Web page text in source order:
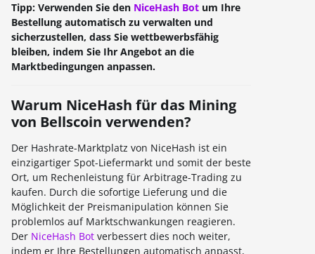
Tipp: Verwenden Sie den NiceHash Bot um Ihre
Bestellung automatisch zu verwalten und
sicherzustellen, dass Sie wettbewerbsfähig
bleiben, indem Sie Ihr Angebot an die
Marktbedingungen anpassen.
Warum NiceHash für das Mining
von Bellscoin verwenden?
Der Hashrate-Marktplatz von NiceHash ist ein
einzigartiger Spot-Liefermarkt und somit der beste
Ort, um Rechenleistung für Arbitrage-Trading zu
kaufen. Durch die sofortige Lieferung und die
Möglichkeit der Preismanipulation können Sie
problemlos auf Marktschwankungen reagieren.
Der NiceHash Bot verbessert dies noch weiter,
indem er Ihre Bestellungen automatisch anpasst,